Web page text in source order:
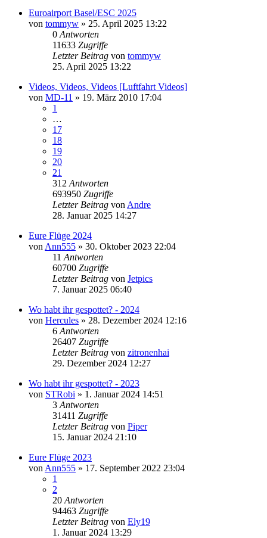
Euroairport Basel/ESC 2025
von tommyw » 25. April 2025 13:22
0 Antworten
11633 Zugriffe
Letzter Beitrag von tommyw
25. April 2025 13:22
Videos, Videos, Videos [Luftfahrt Videos]
von MD-11 » 19. März 2010 17:04
1
…
17
18
19
20
21
312 Antworten
693950 Zugriffe
Letzter Beitrag von Andre
28. Januar 2025 14:27
Eure Flüge 2024
von Ann555 » 30. Oktober 2023 22:04
11 Antworten
60700 Zugriffe
Letzter Beitrag von Jetpics
7. Januar 2025 06:40
Wo habt ihr gespottet? - 2024
von Hercules » 28. Dezember 2024 12:16
6 Antworten
26407 Zugriffe
Letzter Beitrag von zitronenhai
29. Dezember 2024 12:27
Wo habt ihr gespottet? - 2023
von STRobi » 1. Januar 2024 14:51
3 Antworten
31411 Zugriffe
Letzter Beitrag von Piper
15. Januar 2024 21:10
Eure Flüge 2023
von Ann555 » 17. September 2022 23:04
1
2
20 Antworten
94463 Zugriffe
Letzter Beitrag von Ely19
1. Januar 2024 13:29